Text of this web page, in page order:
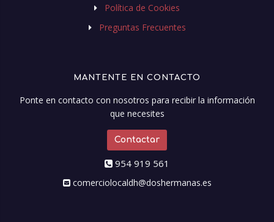
Política de Cookies
Preguntas Frecuentes
MANTENTE EN CONTACTO
Ponte en contacto con nosotros para recibir la información
que necesites
Contactar
954 919 561
comerciolocaldh@doshermanas.es